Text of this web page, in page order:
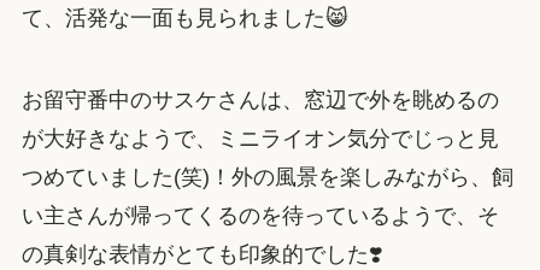
て、活発な一面も見られました😸
お留守番中のサスケさんは、窓辺で外を眺めるの
が大好きなようで、ミニライオン気分でじっと見
つめていました(笑)！外の風景を楽しみながら、飼
い主さんが帰ってくるのを待っているようで、そ
の真剣な表情がとても印象的でした❣️